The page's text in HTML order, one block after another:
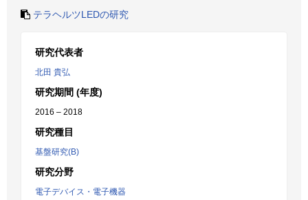
テラヘルツLEDの研究
研究代表者
北田 貴弘
研究期間 (年度)
2016 – 2018
研究種目
基盤研究(B)
研究分野
電子デバイス・電子機器